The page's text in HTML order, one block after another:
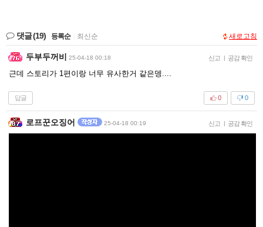
댓글(19) 등록순 최신순 새로고침
두부두꺼비 25-04-18 00:18 신고 | 공감 확인
근데 스토리가 1편이랑 너무 유사한거 같은뎅....
답글 0
0
로프꾼오징어 25-04-18 00:19 신고 | 공감 확인